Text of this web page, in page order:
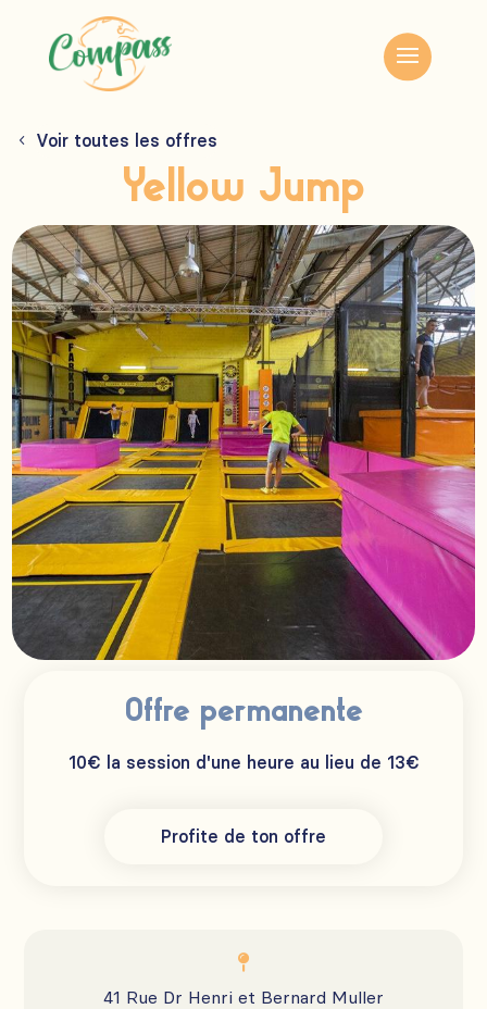
Voir toutes les offres
Yellow Jump
Offre permanente
10€ la session d'une heure au lieu de 13€
Profite de ton offre

41 Rue Dr Henri et Bernard Muller